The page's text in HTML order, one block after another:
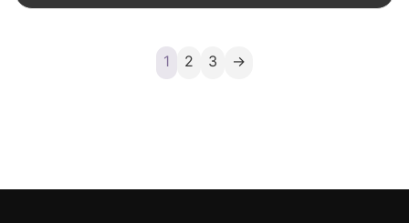
1 2 3 →